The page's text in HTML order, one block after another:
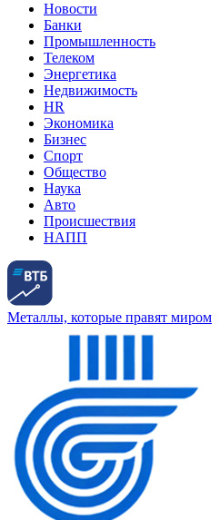
Новости
Банки
Промышленность
Телеком
Энергетика
Недвижимость
HR
Экономика
Бизнес
Спорт
Общество
Наука
Авто
Происшествия
НАПП
Металлы, которые правят миром